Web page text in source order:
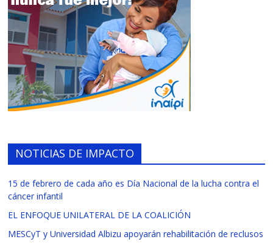
NOTICIAS DE IMPACTO
15 de febrero de cada año es Día Nacional de la lucha contra el
cáncer infantil
EL ENFOQUE UNILATERAL DE LA COALICIÓN
MESCyT y Universidad Albizu apoyarán rehabilitación de reclusos